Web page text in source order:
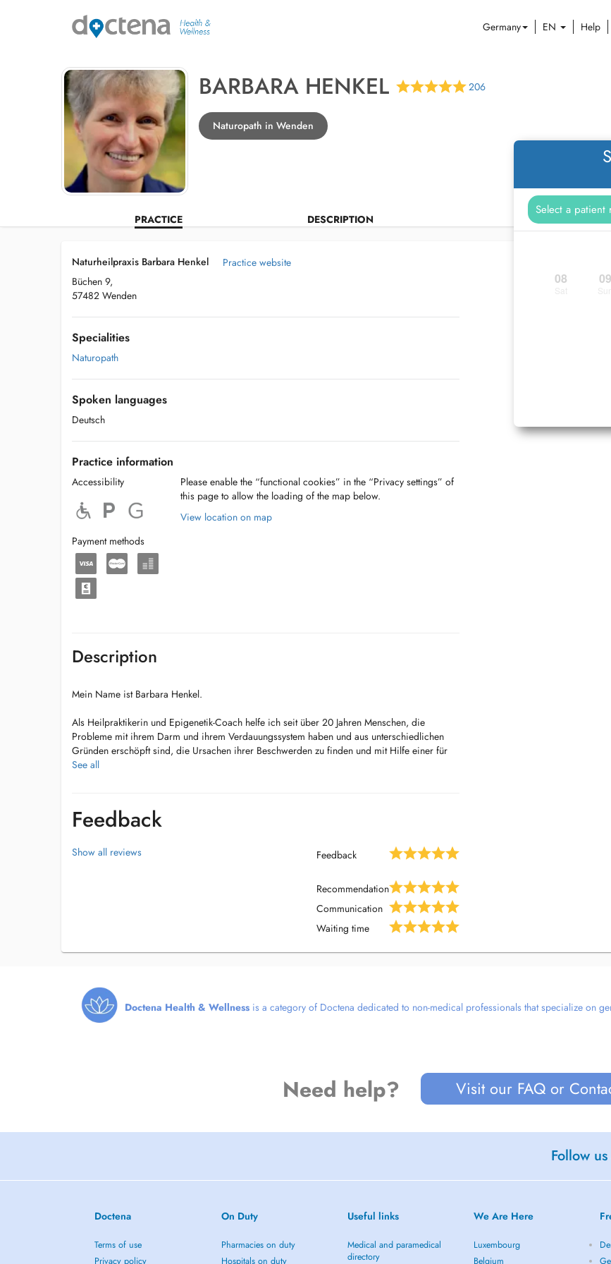
Germany EN Help
BARBARA HENKEL 206
Naturopath in Wenden
PRACTICE DESCRIPTION
08 09
Naturheilpraxis Barbara Henkel
Büchen 9,
57482 Wenden
Practice website
Specialities
Naturopath
Spoken languages
Deutsch
Practice information
Accessibility
Payment methods
Please enable the “functional cookies” in the “Privacy settings” of
this page to allow the loading of the map below.
View location on map
Description
Mein Name ist Barbara Henkel.
Als Heilpraktikerin und Epigenetik-Coach helfe ich seit über 20 Jahren Menschen, die
Probleme mit ihrem Darm und ihrem Verdauungssystem haben und aus unterschiedlichen
Gründen erschöpft sind, die Ursachen ihrer Beschwerden zu finden und mit Hilfe einer für
sie passenden Therapie wieder zu mehr Kraft zu kommen.
Wir suchen nach den Ursachen:
- Ernährung
- Mikronährstoffe
- weitere naturheilkundliche Mittel
See all
Feedback
Show all reviews Feedback
Recommendation
Communication
Waiting time
Doctena Health & Wellness is a category of Doctena dedicated to non-medical professionals that specialize on
Need help? Visit our FAQ or
Follow
Doctena
Terms of use
Privacy policy
On Duty
Pharmacies on duty
Hospitals on duty
Useful links
Medical and paramedical
directory
We Are Here
Luxembourg
Belgium